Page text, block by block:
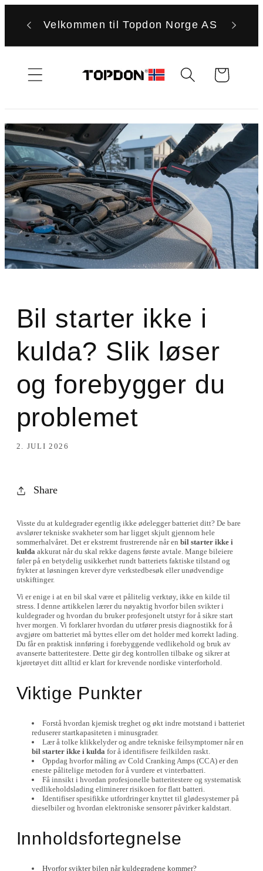
videre til
Velkommen til Topdon Norge AS
Handlekurv
Bil starter ikke i
kulda? Slik løser
og forebygger du
problemet
2. JULI 2026
Share
Visste du at kuldegrader egentlig ikke ødelegger batteriet ditt? De bare
avslører tekniske svakheter som har ligget skjult gjennom hele
sommerhalvåret. Det er ekstremt frustrerende når en bil starter ikke i
kuldaakkurat når du skal rekke dagens første avtale. Mange bileiere
føler på en betydelig usikkerhet rundt batteriets faktiske tilstand og
frykter at løsningen krever dyre verkstedbesøk eller unødvendige
utskiftinger.
Vi er enige i at en bil skal være et pålitelig verktøy, ikke en kilde til
stress. I denne artikkelen lærer du nøyaktig hvorfor bilen svikter i
kuldegrader og hvordan du bruker profesjonelt utstyr for å sikre start
hver morgen. Vi forklarer hvordan du utfører presis diagnostikk for å
avgjøre om batteriet må byttes eller om det holder med korrekt lading.
Du får en praktisk innføring i forebyggende vedlikehold og bruk av
avanserte batteritestere. Dette gir deg kontrollen tilbake og sikrer at
kjøretøyet ditt alltid er klart for krevende nordiske vinterforhold.
Viktige Punkter
Forstå hvordan kjemisk treghet og økt indre motstand i batteriet
reduserer startkapasiteten i minusgrader.
Lær å tolke klikkelyder og andre tekniske feilsymptomer når en
bil starter ikke i kulda for å identifisere feilkilden raskt.
Oppdag hvorfor måling av Cold Cranking Amps (CCA) er den
eneste pålitelige metoden for å vurdere et vinterbatteri.
Få innsikt i hvordan profesjonelle batteritestere og systematisk
vedlikeholdslading eliminerer risikoen for flatt batteri.
Identifiser spesifikke utfordringer knyttet til glødesystemer på
dieselbiler og hvordan elektroniske sensorer påvirker kaldstart.
Innholdsfortegnelse
Hvorfor svikter bilen når kuldegradene kommer?